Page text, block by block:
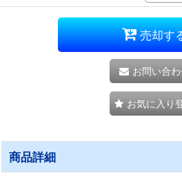
売却す
お問い合
お気に入り
商品詳細